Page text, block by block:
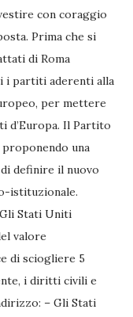
con coraggio
Prima che si
di Roma
i partiti aderenti alla
per mettere
d’Europa. Il Partito
una
definire il nuovo
istituzionale.
Stati Uniti
valore
di sciogliere 5
i diritti civili e
– Gli Stati